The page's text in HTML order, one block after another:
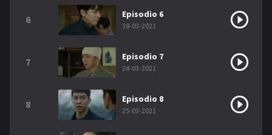
6 Episodio 6
18-03-2021
7 Episodio 7
24-03-2021
8 Episodio 8
25-03-2021